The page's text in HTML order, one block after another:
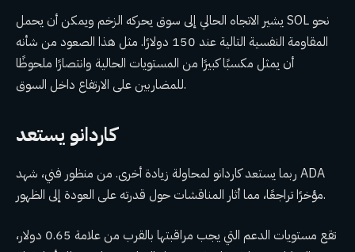
يشير الاتجاه الحالي إلى سوق يحركه الزخم ويمكن أن يحمل SOL نحو
المقاومة النفسية التالية عند 150 دولارًا. مثل هذا الصعود من شأنه
أن يمثل مكسبًا كبيرًا من المستويات الحالية وانتصارًا ملحوظًا
للمضاربين على الارتفاع داخل السوق.
كاردانو يستعد
ربما يستعد كاردانو لمحاولة زيادة أخرى. من منظور فني، شهد ADA
مؤخرًا تراجعًا، مما أثار المناقشات حول قدرته على العودة إلى الظهور.
تقع مستويات الدعم التي يجب مراقبتها بالقرب من علامة 0.65 دولار،